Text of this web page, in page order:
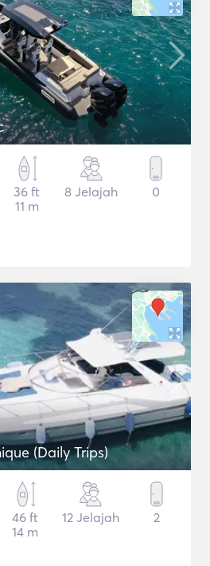
36 ft
11 m
8 Jelajah 0
(Daily Trips)
46 ft
14 m
12 Jelajah 2